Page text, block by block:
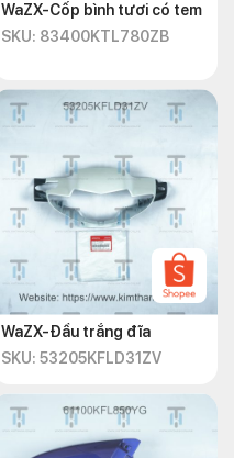
WaZX-Cốp bình tươi có tem
SKU: 83400KTL780ZB
WaZX-Đầu trắng đĩa
SKU: 53205KFLD31ZV